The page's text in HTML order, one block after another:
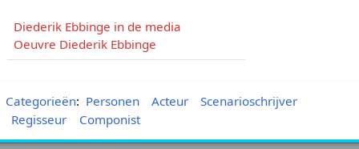
Diederik Ebbinge in de media
Oeuvre Diederik Ebbinge
Categorieën: Personen Acteur
Scenarioschrijver
Regisseur
Componist